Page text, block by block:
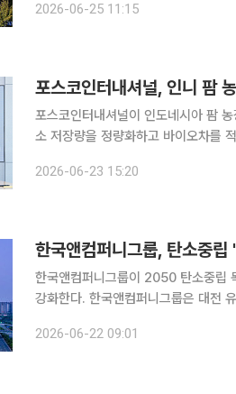
만큼 서울시는 기후위기 대응과 탄소
2026-06-25 11:15
포스코인터내셔널, 인니 팜
포스코인터내셔널이 인도네시아 팜
소 저장량을 정량화하고 바이오차를
소 자산화 및 지속가능 농업 공동연
2026-06-23 15:20
한국앤컴퍼니그룹, 탄소중
한국앤컴퍼니그룹이 2050 탄소중립
강화한다. 한국앤컴퍼니그룹은 대전 유성구 한국엔지니어링랩에서 사업형 지주회사 한국앤컴퍼니
2026-06-22 09:01